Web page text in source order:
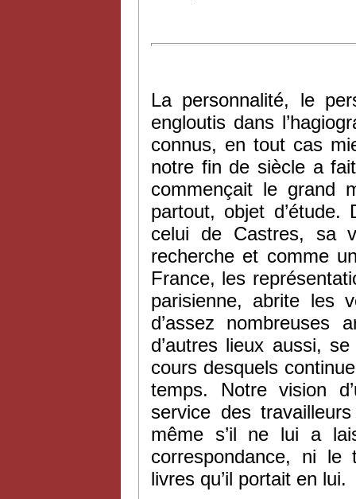
La personnalité, le
engloutis dans
connus, en tout cas
notre fin de siècle a
commençait le grand
partout, objet d’étude.
celui de Castres, sa
recherche et comme
France, les
parisienne, abrite les
d’assez nombreuses
d’autres lieux aussi,
cours desquels
temps. Notre vision
service des
même s’il ne lui a
correspondance, ni le
livres qu’il portait en lui.